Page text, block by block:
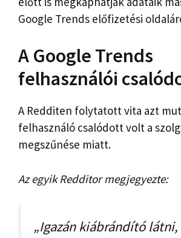
Google Trends előfizetési
A Google Trends
felhasználói
A Redditen folytatott vita azt
felhasználó csalódott volt a
megszűnése miatt.
Az egyik Redditor megjegyezte:
„Igazán kiábrándító látni,